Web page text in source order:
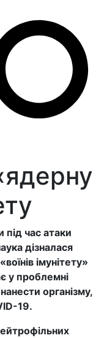
під час атаки
дізналася
імунітету»
у проблемні
організму,
19.